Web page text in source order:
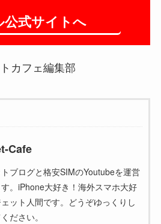
式サイトへ
カフェ編集部
Cafe
ブログと格安SIMのYoutubeを運営
す。iPhone大好き！海外スマホ大好
ット人間です。どうぞゆっくりし
ださい。